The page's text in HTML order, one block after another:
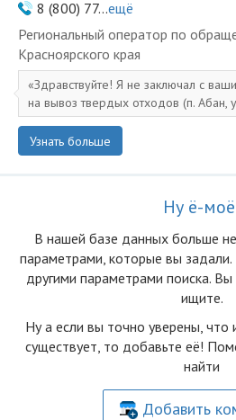
8 (800) 77...ещё
Региональный оператор по
Красноярского края
Здравствуйте! Я не заключал с
на вывоз твердых отходов (п. Абан,
Узнать больше
Ну ё-
В нашей базе данных больше
параметрами, которые вы
другими параметрами поиска.
ищите.
Ну а если вы точно уверены, что
существует, то добавьте её!
найти
Добавить